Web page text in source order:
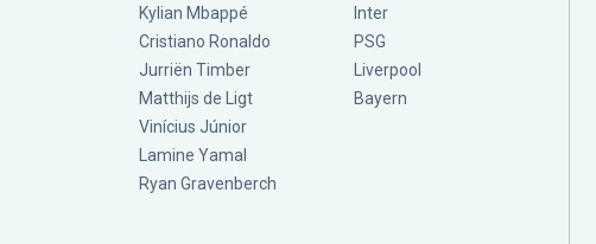
Kylian Mbappé
Cristiano Ronaldo
Jurriën Timber
Matthijs de Ligt
Vinícius Júnior
Lamine Yamal
Ryan Gravenberch
Inter
PSG
Liverpool
Bayern